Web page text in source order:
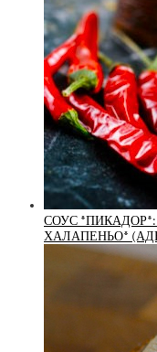
СОУС
ХАЛАПЕНЬО*